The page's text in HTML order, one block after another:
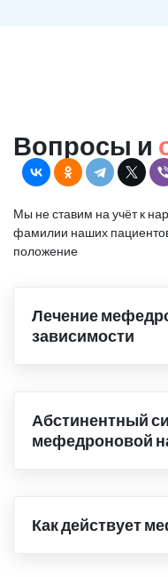
Вопросы и
Мы не ставим на учёт к
фамилии наших
положение
Лечение
зависимости
Абстинентный
мефедроновой
Как действует